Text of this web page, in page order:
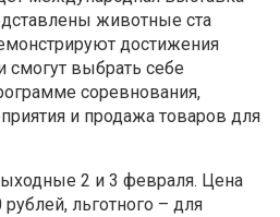
животные ста
достижения
смогут выбрать себе
соревнования,
и продажа товаров для
2 и 3 февраля. Цена
льготного – для